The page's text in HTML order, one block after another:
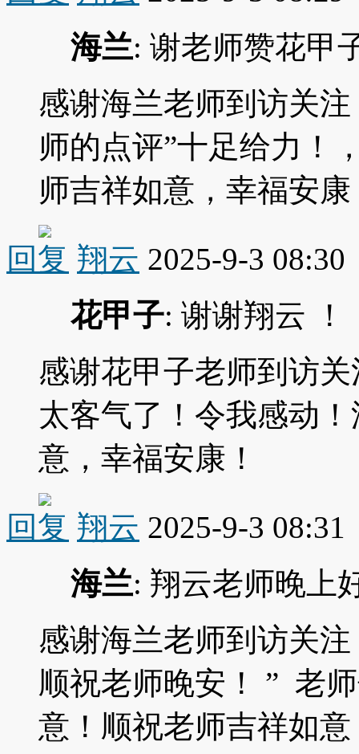
海兰: 谢老师赞花甲
感谢海兰老师到访关
师的点评”十足给力！
师吉祥如意，幸福安康
回复 翔云 2025-9-3 08:30
花甲子: 谢谢翔云 ！
感谢花甲子老师到访
太客气了！令我感动
意，幸福安康！
回复 翔云 2025-9-3 08:31
海兰: 翔云老师晚上
感谢海兰老师到访关
顺祝老师晚安！ ” 老
意！顺祝老师吉祥如